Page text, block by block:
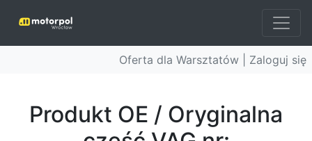
Oferta dla Warsztatów | Zaloguj się
Produkt OE / Oryginalna